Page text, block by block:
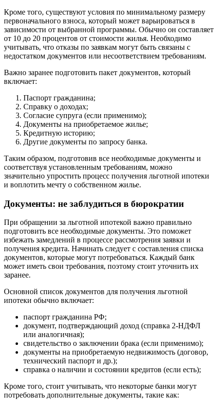
Кроме того, существуют условия по минимальному размеру
первоначального взноса, который может варьироваться в
зависимости от выбранной программы. Обычно он составляет
от 10 до 20 процентов от стоимости жилья. Необходимо
учитывать, что отказы по заявкам могут быть связаны с
недостатком документов или несоответствием требованиям.
Важно заранее подготовить пакет документов, который
включает:
Паспорт гражданина;
Справку о доходах;
Согласие супруга (если применимо);
Документы на приобретаемое жилье;
Кредитную историю;
Другие документы по запросу банка.
Таким образом, подготовив все необходимые документы и
соответствуя установленным требованиям, можно
значительно упростить процесс получения льготной ипотеки
и воплотить мечту о собственном жилье.
Документы: не заблудиться в бюрократии
При обращении за льготной ипотекой важно правильно
подготовить все необходимые документы. Это поможет
избежать замедлений в процессе рассмотрения заявки и
получения кредита. Начинать следует с составления списка
документов, которые могут потребоваться. Каждый банк
может иметь свои требования, поэтому стоит уточнить их
заранее.
Основной список документов для получения льготной
ипотеки обычно включает:
паспорт гражданина РФ;
документ, подтверждающий доход (справка 2-НДФЛ
или аналогичная);
свидетельство о заключении брака (если применимо);
документы на приобретаемую недвижимость (договор,
технический паспорт и др.);
справка о наличии и состоянии кредитов (если есть);
Кроме того, стоит учитывать, что некоторые банки могут
потребовать дополнительные документы, такие как: